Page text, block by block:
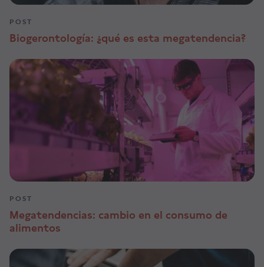
POST
Biogerontología: ¿qué es esta megatendencia?
POST
Megatendencias: cambio en el consumo de
alimentos